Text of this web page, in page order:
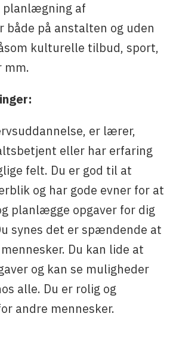
af
på anstalten og uden
kulturelle tilbud, sport,
mm.
er lærer,
eller har erfaring
felt. Du er god til at
og har gode evner for at
planlægge opgaver for dig
synes det er spændende at
Du kan lide at
og kan se muligheder
alle. Du er rolig og
andre mennesker.